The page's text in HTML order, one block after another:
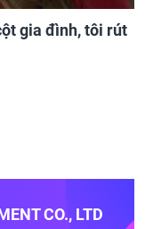
gia đình, tôi rút
CO., LTD